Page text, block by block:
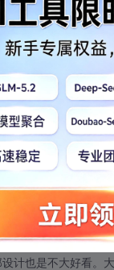
动态 举报
计也是不大好看。